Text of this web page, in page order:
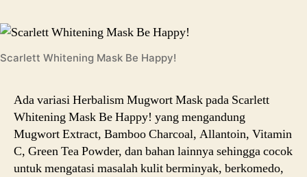
Scarlett Whitening Mask Be Happy!
Ada variasi Herbalism Mugwort Mask pada Scarlett
Whitening Mask Be Happy! yang mengandung
Mugwort Extract, Bamboo Charcoal, Allantoin, Vitamin
C, Green Tea Powder, dan bahan lainnya sehingga cocok
untuk mengatasi masalah kulit berminyak, berkomedo,